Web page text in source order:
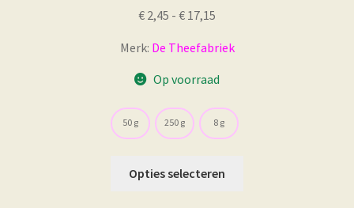
€ 2,45 - € 17,15
tot
€ 17,15
Merk: De Theefabriek
Op voorraad
50 g 250 g 8 g
Opties selecteren